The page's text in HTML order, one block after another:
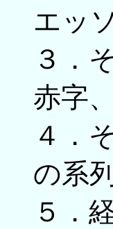
エッ
３．
赤字
４．
の系
５．